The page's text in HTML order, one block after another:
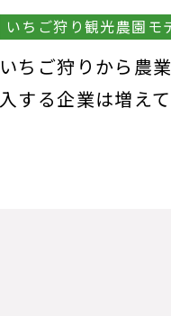
いちご狩り観光農園モ
いちご狩りから農
入する企業は増え